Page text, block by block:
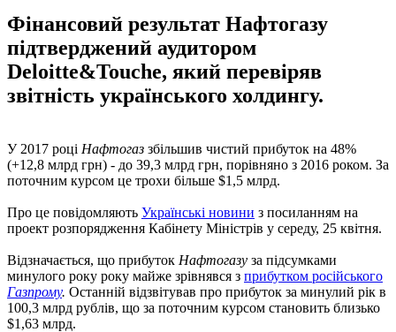
Фінансовий результат Нафтогазу
підтверджений аудитором
Deloitte&Touche, який перевіряв
звітність українського холдингу.
У 2017 році Нафтогаз збільшив чистий прибуток на 48%
(+12,8 млрд грн) - до 39,3 млрд грн, порівняно з 2016 роком. За
поточним курсом це трохи більше $1,5 млрд.
Про це повідомляють Українські новини з посиланням на
проект розпорядження Кабінету Міністрів у середу, 25 квітня.
Відзначається, що прибуток Нафтогазу за підсумками
минулого року року майже зрівнявся з прибутком російського
Газпрому. Останній відзвітував про прибуток за минулий рік в
100,3 млрд рублів, що за поточним курсом становить близько
$1,63 млрд.